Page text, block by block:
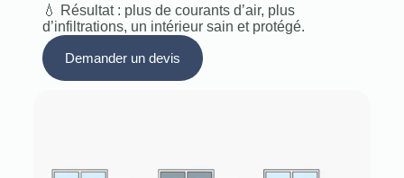
💧 Résultat : plus de courants d’air, plus
d’infiltrations, un intérieur sain et protégé.
Demander un devis